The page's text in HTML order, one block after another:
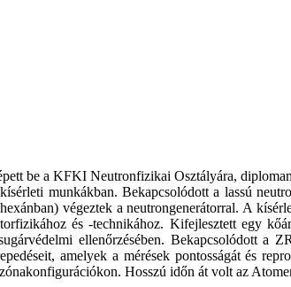
be a KFKI Neutronfizikai Osztályára,
munkákban. Bekapcsolódott a lassú
végeztek a neutrongenerátorral. A
és -technikához. Kifejlesztett egy
ellenőrzésében. Bekapcsolódott a
amelyek a mérések pontosságát és
Hosszú időn át volt az